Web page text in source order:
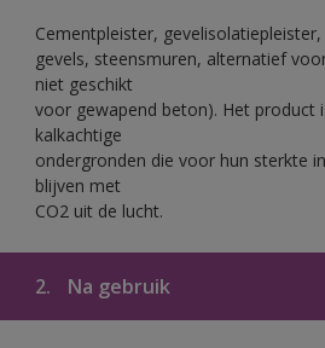
Cementpleister,
gevels, steensmuren, alternatief
niet geschikt
voor gewapend beton). Het product
kalkachtige
ondergronden die voor hun sterkte
blijven met
CO2 uit de lucht.
2. Na gebruik